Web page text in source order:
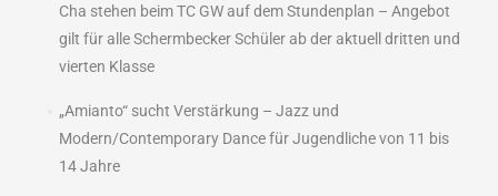
Cha stehen beim TC GW auf dem Stundenplan – Angebot
gilt für alle Schermbecker Schüler ab der aktuell dritten und
vierten Klasse
„Amianto“ sucht Verstärkung – Jazz und
Modern/Contemporary Dance für Jugendliche von 11 bis
14 Jahre